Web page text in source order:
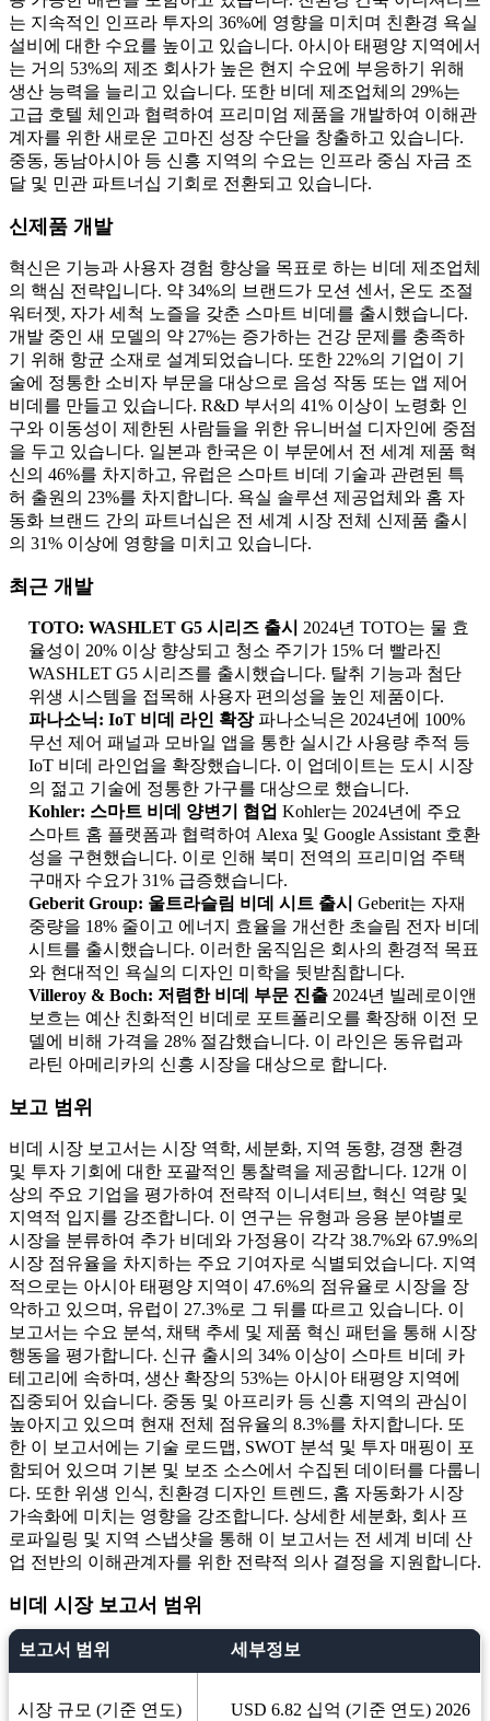
는 지속적인 인프라 투자의 36%에 영향을 미치며 친환경 욕실
설비에 대한 수요를 높이고 있습니다. 아시아 태평양 지역에서
는 거의 53%의 제조 회사가 높은 현지 수요에 부응하기 위해
생산 능력을 늘리고 있습니다. 또한 비데 제조업체의 29%는
고급 호텔 체인과 협력하여 프리미엄 제품을 개발하여 이해관
계자를 위한 새로운 고마진 성장 수단을 창출하고 있습니다.
중동, 동남아시아 등 신흥 지역의 수요는 인프라 중심 자금 조
달 및 민관 파트너십 기회로 전환되고 있습니다.
신제품 개발
혁신은 기능과 사용자 경험 향상을 목표로 하는 비데 제조업체
의 핵심 전략입니다. 약 34%의 브랜드가 모션 센서, 온도 조절
워터젯, 자가 세척 노즐을 갖춘 스마트 비데를 출시했습니다.
개발 중인 새 모델의 약 27%는 증가하는 건강 문제를 충족하
기 위해 항균 소재로 설계되었습니다. 또한 22%의 기업이 기
술에 정통한 소비자 부문을 대상으로 음성 작동 또는 앱 제어
비데를 만들고 있습니다. R&D 부서의 41% 이상이 노령화 인
구와 이동성이 제한된 사람들을 위한 유니버설 디자인에 중점
을 두고 있습니다. 일본과 한국은 이 부문에서 전 세계 제품 혁
신의 46%를 차지하고, 유럽은 스마트 비데 기술과 관련된 특
허 출원의 23%를 차지합니다. 욕실 솔루션 제공업체와 홈 자
동화 브랜드 간의 파트너십은 전 세계 시장 전체 신제품 출시
의 31% 이상에 영향을 미치고 있습니다.
최근 개발
TOTO: WASHLET G5 시리즈 출시
2024년 TOTO는 물 효
율성이 20% 이상 향상되고 청소 주기가 15% 더 빨라진
WASHLET G5 시리즈를 출시했습니다. 탈취 기능과 첨단
위생 시스템을 접목해 사용자 편의성을 높인 제품이다.
파나소닉: IoT 비데 라인 확장 파나소닉은 2024년에 100%
무선 제어 패널과 모바일 앱을 통한 실시간 사용량 추적 등
IoT 비데 라인업을 확장했습니다. 이 업데이트는 도시 시장
의 젊고 기술에 정통한 가구를 대상으로 했습니다.
Kohler: 스마트 비데 양변기 협업 Kohler는 2024년에 주요
스마트 홈 플랫폼과 협력하여 Alexa 및 Google Assistant 호환
성을 구현했습니다. 이로 인해 북미 전역의 프리미엄 주택
구매자 수요가 31% 급증했습니다.
Geberit Group: 울트라슬림 비데 시트 출시 Geberit는 자재
중량을 18% 줄이고 에너지 효율을 개선한 초슬림 전자 비데
시트를 출시했습니다. 이러한 움직임은 회사의 환경적 목표
와 현대적인 욕실의 디자인 미학을 뒷받침합니다.
Villeroy & Boch: 저렴한 비데 부문 진출 2024년 빌레로이앤
보흐는 예산 친화적인 비데로 포트폴리오를 확장해 이전 모
델에 비해 가격을 28% 절감했습니다. 이 라인은 동유럽과
라틴 아메리카의 신흥 시장을 대상으로 합니다.
보고 범위
비데 시장 보고서는 시장 역학, 세분화, 지역 동향, 경쟁 환경
및 투자 기회에 대한 포괄적인 통찰력을 제공합니다. 12개 이
상의 주요 기업을 평가하여 전략적 이니셔티브, 혁신 역량 및
지역적 입지를 강조합니다. 이 연구는 유형과 응용 분야별로
시장을 분류하여 추가 비데와 가정용이 각각 38.7%와 67.9%의
시장 점유율을 차지하는 주요 기여자로 식별되었습니다. 지역
적으로는 아시아 태평양 지역이 47.6%의 점유율로 시장을 장
악하고 있으며, 유럽이 27.3%로 그 뒤를 따르고 있습니다. 이
보고서는 수요 분석, 채택 추세 및 제품 혁신 패턴을 통해 시장
행동을 평가합니다. 신규 출시의 34% 이상이 스마트 비데 카
테고리에 속하며, 생산 확장의 53%는 아시아 태평양 지역에
집중되어 있습니다. 중동 및 아프리카 등 신흥 지역의 관심이
높아지고 있으며 현재 전체 점유율의 8.3%를 차지합니다. 또
한 이 보고서에는 기술 로드맵, SWOT 분석 및 투자 매핑이 포
함되어 있으며 기본 및 보조 소스에서 수집된 데이터를 다룹니
다. 또한 위생 인식, 친환경 디자인 트렌드, 홈 자동화가 시장
가속화에 미치는 영향을 강조합니다. 상세한 세분화, 회사 프
로파일링 및 지역 스냅샷을 통해 이 보고서는 전 세계 비데 산
업 전반의 이해관계자를 위한 전략적 의사 결정을 지원합니다.
비데 시장 보고서 범위
보고서 범위 세부정보
시장 규모 (기준 연도) USD 6.82 십억 (기준 연도) 2026